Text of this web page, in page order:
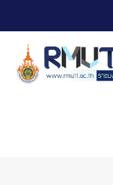
to
Content